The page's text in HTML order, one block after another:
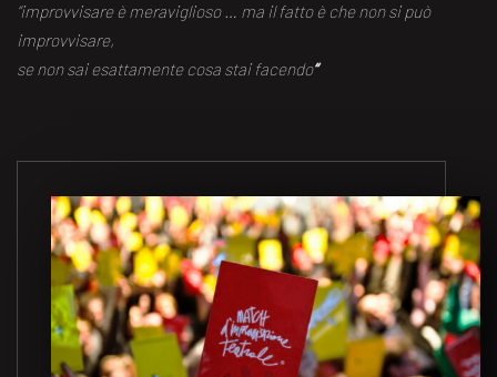
“improvvisare è meraviglioso … ma il fatto è che non si può
improvvisare,
se non sai esattamente cosa stai facendo“